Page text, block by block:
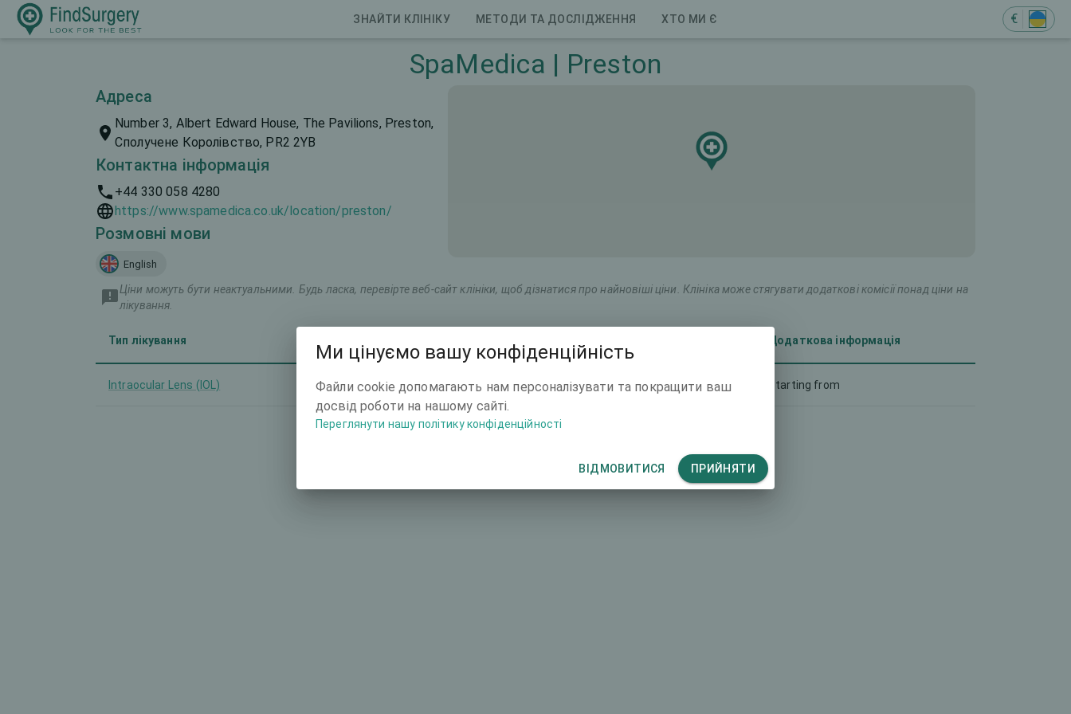
ЗНАЙТИ КЛІНІКУ МЕТОДИ ТА ДОСЛІДЖЕННЯ ХТО МИ Є €
SpaMedica | Preston
Адреса
Number 3, Albert Edward House, The Pavilions, Preston,
Сполучене Королівство, PR2 2YB
Контактна інформація
+44 330 058 4280
https://www.spamedica.co.uk/location/preston/
Розмовні мови
English
Ціни можуть бути неактуальними. Будь ласка, перевірте веб-сайт клініки, щоб дізнатися про найновіші ціни. Клініка може стягувати додаткові комісії понад ціни на
лікування.
Тип лікування Додаткова інформація
Intraocular Lens (IOL) 4664 € Starting from
Ми цінуємо вашу конфіденційність
Файли cookie допомагають нам персоналізувати та покращити ваш
досвід роботи на нашому сайті.
Переглянути нашу політику конфіденційності
ВІДМОВИТИСЯ ПРИЙНЯТИ